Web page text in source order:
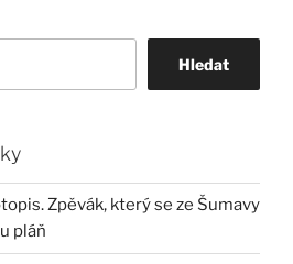
Hledat
Zpěvák, který se ze Šumavy
pláň